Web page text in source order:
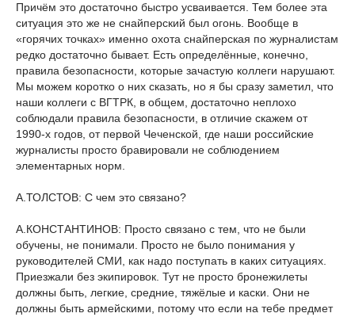
Причём это достаточно быстро усваивается. Тем более эта
ситуация это же не снайперский был огонь. Вообще в
«горячих точках» именно охота снайперская по журналистам
редко достаточно бывает. Есть определённые, конечно,
правила безопасности, которые зачастую коллеги нарушают.
Мы можем коротко о них сказать, но я бы сразу заметил, что
наши коллеги с ВГТРК, в общем, достаточно неплохо
соблюдали правила безопасности, в отличие скажем от
1990-х годов, от первой Чеченской, где наши российские
журналисты просто бравировали не соблюдением
элементарных норм.
А.ТОЛСТОВ: С чем это связано?
А.КОНСТАНТИНОВ: Просто связано с тем, что не были
обучены, не понимали. Просто не было понимания у
руководителей СМИ, как надо поступать в каких ситуациях.
Приезжали без экипировок. Тут не просто бронежилеты
должны быть, легкие, средние, тяжёлые и каски. Они не
должны быть армейскими, потому что если на тебе предмет